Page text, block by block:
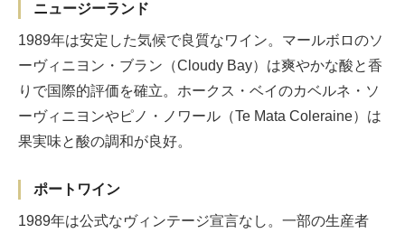
ニュージーランド
1989年は安定した気候で良質なワイン。マールボロのソ
ーヴィニヨン・ブラン（Cloudy Bay）は爽やかな酸と香
りで国際的評価を確立。ホークス・ベイのカベルネ・ソ
ーヴィニヨンやピノ・ノワール（Te Mata Coleraine）は
果実味と酸の調和が良好。
ポートワイン
1989年は公式なヴィンテージ宣言なし。一部の生産者